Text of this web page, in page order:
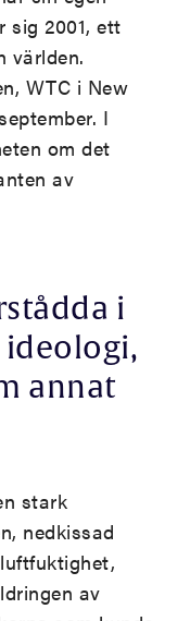
sig 2001, ett
världen.
WTC i New
I
om det
av
i
annat
stark
nedkissad
av